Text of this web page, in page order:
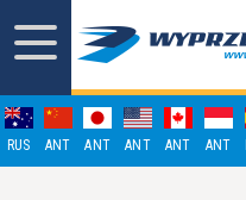
RUS ANT ANT ANT ANT ANT